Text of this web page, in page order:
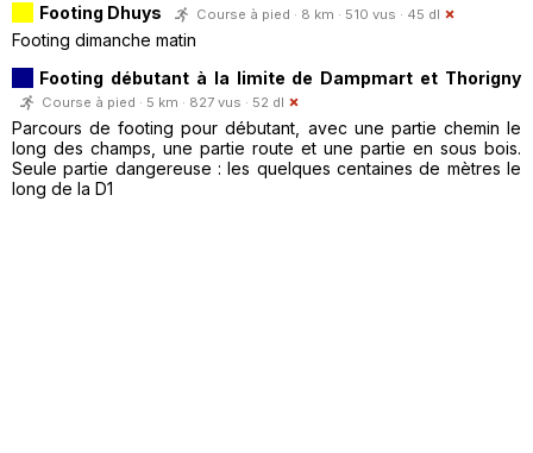
Footing Dhuys
Course à pied · 8 km · 510 vus · 45 dl
Footing dimanche matin
Footing débutant à la limite de Dampmart et Thorigny
Course à pied · 5 km · 827 vus · 52 dl
Parcours de footing pour débutant, avec une partie chemin le
long des champs, une partie route et une partie en sous bois.
Seule partie dangereuse : les quelques centaines de mètres le
long de la D1